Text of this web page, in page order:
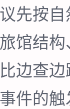
先按
馆结
边查
件的